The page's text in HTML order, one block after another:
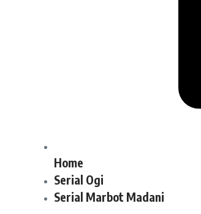
Home
Serial Ogi
Serial Marbot Madani